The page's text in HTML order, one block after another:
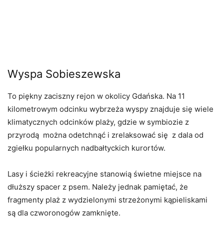
Wyspa Sobieszewska
To piękny zaciszny rejon w okolicy Gdańska. Na 11
kilometrowym odcinku wybrzeża wyspy znajduje się wiele
klimatycznych odcinków plaży, gdzie w symbiozie z
przyrodą można odetchnąć i zrelaksować się z dala od
zgiełku popularnych nadbałtyckich kurortów.
Lasy i ścieżki rekreacyjne stanowią świetne miejsce na
dłuższy spacer z psem. Należy jednak pamiętać, że
fragmenty plaż z wydzielonymi strzeżonymi kąpieliskami
są dla czworonogów zamknięte.